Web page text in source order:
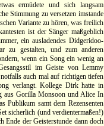
ermüdete und sich langsam
Stimmung zu versetzen imstande
Variante zu hören, was freilich
ist der Sänger maßgeblich
ein ausladendes Didgeridoo-
zu gestalten, und zum anderen
wenn ein Song ein wenig an
im Geiste von Lemmy
auch mal auf richtigen tiefen
verlangt. Kollege Dirk hatte in
aus Gorilla Monsoon und Alice In
Publikum samt dem Rezensenten
sicherlich (und verdientermaßen!)
Ende der Geisterstunde dann doch